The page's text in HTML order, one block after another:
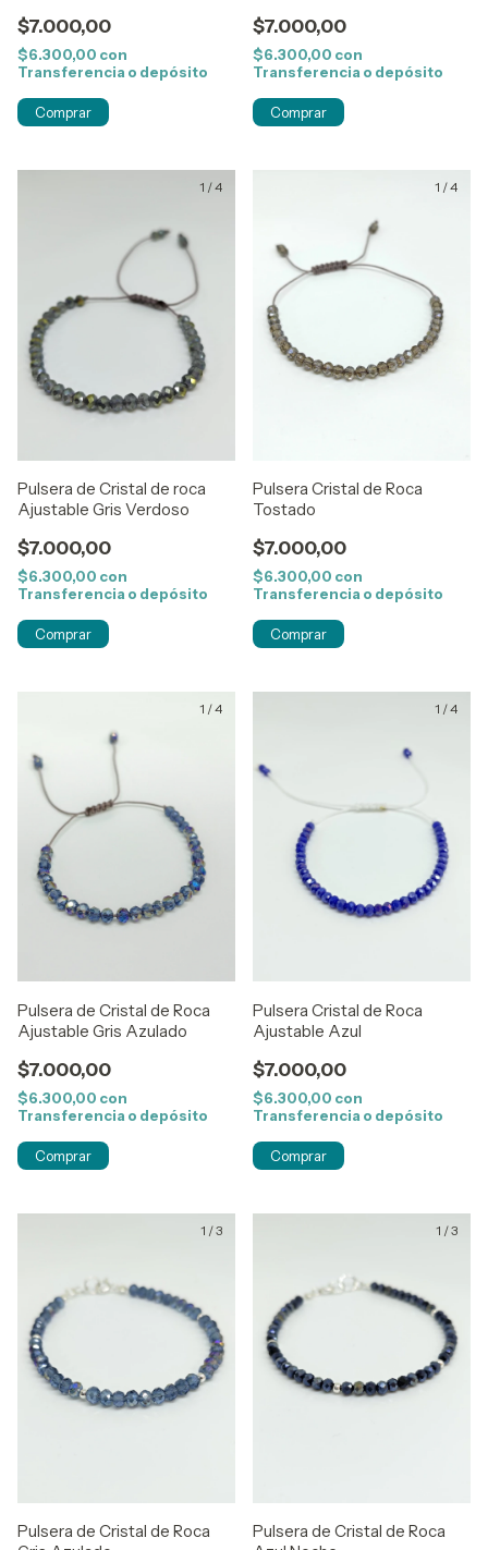
$7.000,00
$6.300,00 con
Transferencia o depósito
$7.000,00
$6.300,00 con
Transferencia o depósito
1 /4
Pulsera de Cristal de roca
Ajustable Gris Verdoso
$7.000,00
$6.300,00 con
Transferencia o depósito
1 /4
Pulsera Cristal de Roca
Tostado
$7.000,00
$6.300,00 con
Transferencia o depósito
1 /4
Pulsera de Cristal de Roca
Ajustable Gris Azulado
$7.000,00
$6.300,00 con
Transferencia o depósito
1 /4
Pulsera Cristal de Roca
Ajustable Azul
$7.000,00
$6.300,00 con
Transferencia o depósito
1 /3
Pulsera de Cristal de Roca
1 /3
Pulsera de Cristal de Roca